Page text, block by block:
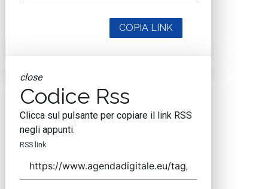
COPIA LINK
close
Codice Rss
Clicca sul pulsante per copiare il link RSS
negli appunti.
RSS link